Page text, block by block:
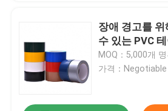
장애 경고를
수 있는 PVC
MOQ：5,000개 명
가격：Negotiable